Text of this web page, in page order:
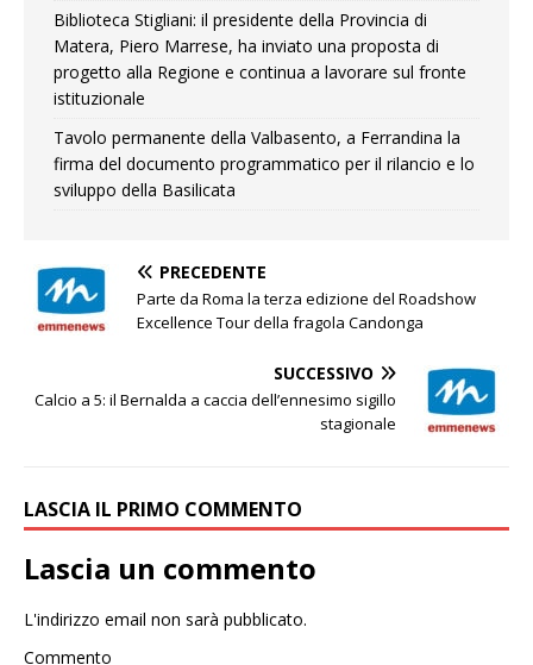
Biblioteca Stigliani: il presidente della Provincia di
Matera, Piero Marrese, ha inviato una proposta di
progetto alla Regione e continua a lavorare sul fronte
istituzionale
Tavolo permanente della Valbasento, a Ferrandina la
firma del documento programmatico per il rilancio e lo
sviluppo della Basilicata
PRECEDENTE
Parte da Roma la terza edizione del Roadshow
Excellence Tour della fragola Candonga
SUCCESSIVO
Calcio a 5: il Bernalda a caccia dell’ennesimo sigillo
stagionale
LASCIA IL PRIMO COMMENTO
Lascia un commento
L'indirizzo email non sarà pubblicato.
Commento